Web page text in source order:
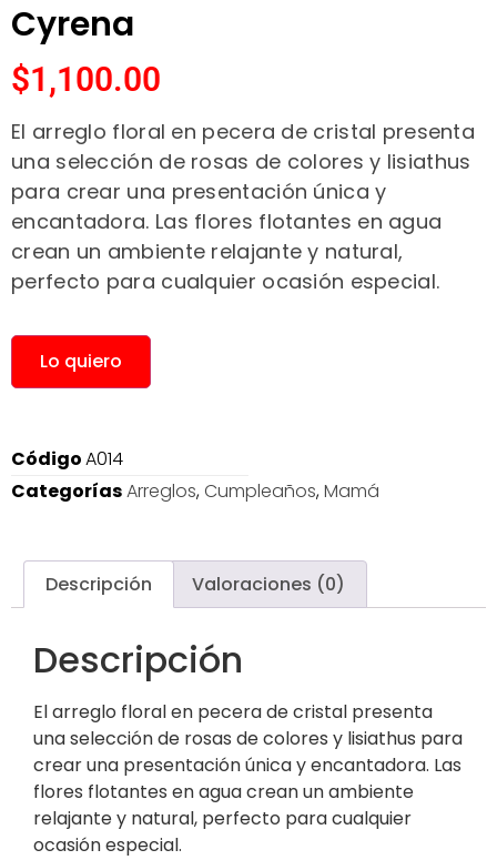
Cyrena
$1,100.00
El arreglo floral en pecera de cristal presenta
una selección de rosas de colores y lisiathus
para crear una presentación única y
encantadora. Las flores flotantes en agua
crean un ambiente relajante y natural,
perfecto para cualquier ocasión especial.
Lo quiero
CódigoA014
CategoríasArreglos,Cumpleaños,Mamá
Descripción Valoraciones (0)
Descripción
El arreglo floral en pecera de cristal presenta
una selección de rosas de colores y lisiathus para
crear una presentación única y encantadora. Las
flores flotantes en agua crean un ambiente
relajante y natural, perfecto para cualquier
ocasión especial.